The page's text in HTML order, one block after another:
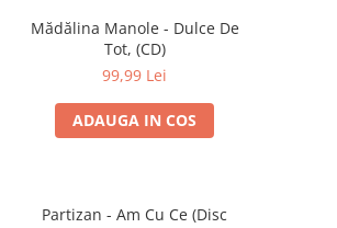
Mădălina Manole - Dulce De
Tot, (CD)
99,99 Lei
ADAUGA IN COS
Partizan - Am Cu Ce (Disc